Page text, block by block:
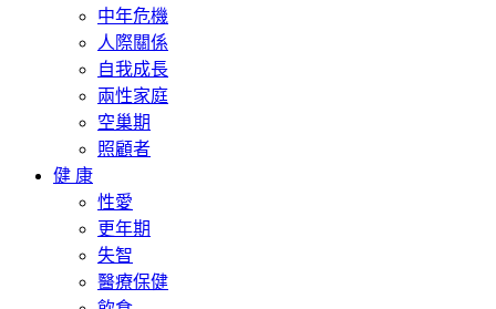
中年危機
人際關係
自我成長
兩性家庭
空巢期
照顧者
健 康
性愛
更年期
失智
醫療保健